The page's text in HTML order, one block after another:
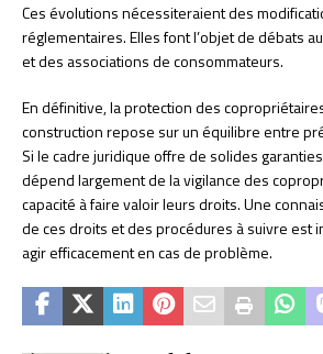
Ces évolutions nécessiteraient des
réglementaires. Elles font l’objet de débats
et des associations de consommateurs.
En définitive, la protection des
construction repose sur un équilibre entre
Si le cadre juridique offre de solides
dépend largement de la vigilance des
capacité à faire valoir leurs droits. Une
de ces droits et des procédures à suivre est
agir efficacement en cas de problème.